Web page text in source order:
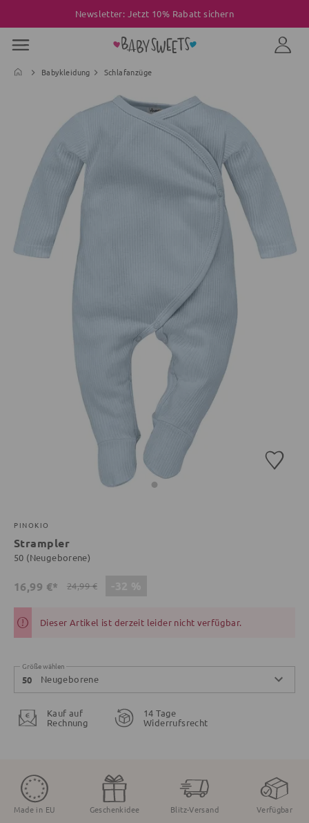
Newsletter: Jetzt 10% Rabatt sichern
Babykleidung Schlafanzüge
PINOKIO
Strampler
50 (Neugeborene)
16,99 €* 24,99 €
Dieser Artikel ist derzeit leider nicht verfügbar.
Größe wählen
50 Neugeborene
Kauf auf
Rechnung
14 Tage
Widerrufsrecht
Made in EU Geschenkidee Blitz-Versand Verfügbar